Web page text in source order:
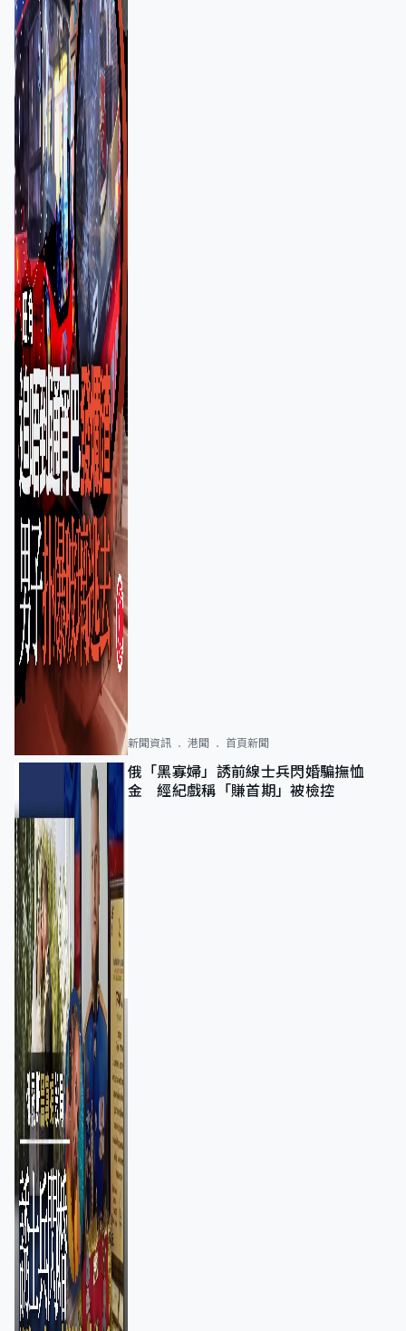
新聞資訊 港聞 首頁新聞
俄「黑寡婦」誘前線士兵閃婚騙撫恤
金 經紀戲稱「賺首期」被檢控